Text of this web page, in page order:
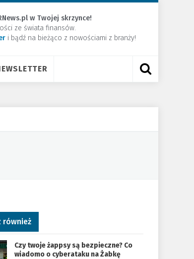
w Twojej skrzynce!
ze świata finansów.
​i bądź na bieżąco z nowościami z branży!
również
Czy twoje żappsy są bezpieczne? Co
wiadomo o cyberataku na Żabkę